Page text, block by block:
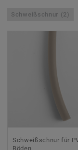
Schweißschnur (2)
Schweißschnur für
Böden